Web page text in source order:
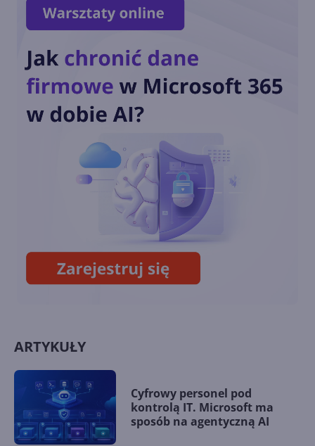
nowego w tej wersji pakietu?
Office 2021 - co jest lepsze?
Jakie nowości w Office 2021? 5
najlepszych funkcji nowego
pakietu
ARTYKUŁY
Cyfrowy personel pod
kontrolą IT. Microsoft ma
sposób na agentyczną AI